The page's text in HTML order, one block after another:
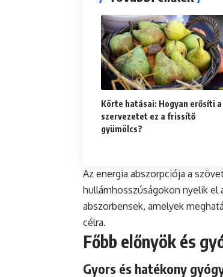
Körte hatásai: Hogyan erősíti a
szervezetet ez a frissítő
gyümölcs?
Az energia abszorpciója a
hullámhosszúságokon nyelik el
abszorbensek, amelyek
célra.
Főbb előnyök és
Gyors és hatékony